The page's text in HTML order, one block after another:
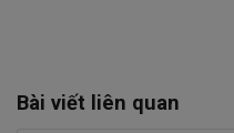
Bài viết liên quan